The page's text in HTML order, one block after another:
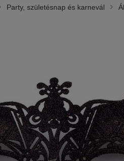
Party, születésnap és karnevál